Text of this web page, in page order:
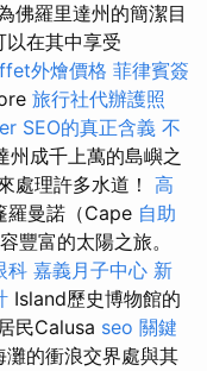
佛羅里達州的簡潔目
在其中享受
外燴價格 菲律賓簽
旅行社代辦護照
SEO的真正含義 不
州成千上萬的島嶼之
處理許多水道！ 高
羅曼諾（Cape 自助
豐富的太陽之旅。
科 嘉義月子中心 新
Island歷史博物館的
民Calusa seo 關鍵
灘的衝浪交界處與其